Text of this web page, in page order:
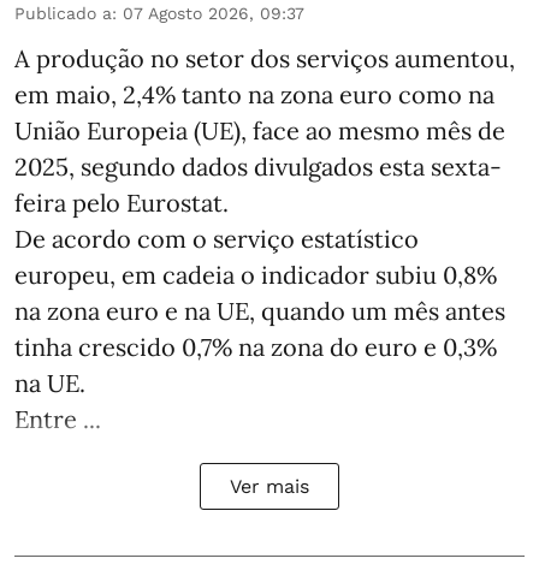
Publicado a: 07 Agosto 2026, 09:37
A produção no setor dos serviços aumentou,
em maio, 2,4% tanto na zona euro como na
União Europeia (UE), face ao mesmo mês de
2025, segundo dados divulgados esta sexta-
feira pelo Eurostat.
De acordo com o serviço estatístico
europeu, em cadeia o indicador subiu 0,8%
na zona euro e na UE, quando um mês antes
tinha crescido 0,7% na zona do euro e 0,3%
na UE.
Entre ...
Ver mais